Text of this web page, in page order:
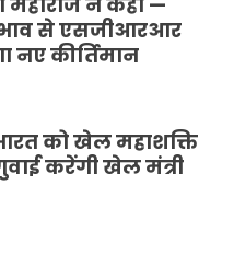
से एसजीआरआर
नए कीर्तिमान
को खेल महाशक्ति
करेंगी खेल मंत्री